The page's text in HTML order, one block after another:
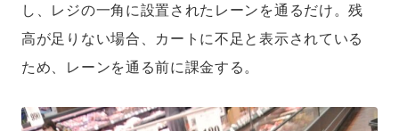
し、レジの一角に設置されたレーンを通るだけ。残
高が足りない場合、カートに不足と表示されている
ため、レーンを通る前に課金する。